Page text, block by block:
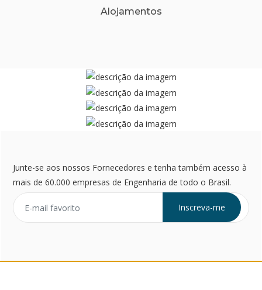
Alojamentos
Junte-se aos nossos Fornecedores e tenha também acesso à
mais de 60.000 empresas de Engenharia de todo o Brasil.
Inscreva-me